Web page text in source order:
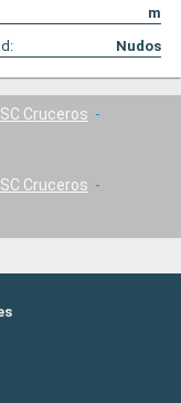
m
Nudos
Cruceros
Cruceros